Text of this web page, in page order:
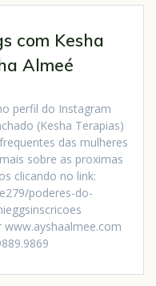
com Kesha
Almeé
perfil do Instagram
(Kesha Terapias)
das mulheres
sobre as proximas
clicando no link:
poderes-do-